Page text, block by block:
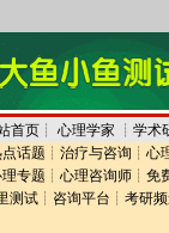
首页┊ 心理学家 ┊ 学术
话题 ┊ 治疗与咨询 ┊ 心
专题 ┊ 心理咨询师 ┊ 免
测试 ┊ 咨询平台 ┊ 考研